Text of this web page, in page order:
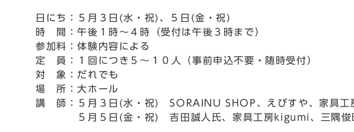
日にち：５月３日(水・祝)、５日(金・祝)
時 間：午後１時～４時（受付は午後３時まで）
参加料：体験内容による
定 員：１回につき５～１０人（事前申込不要・随時受付）
対 象：だれでも
場 所：大ホール
講 師：５月３日(水・祝) SORAINU SHOP、えびすや、家具工
５月５日(金・祝) 吉田誠人氏、家具工房kigumi、三隅俊